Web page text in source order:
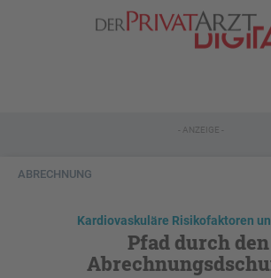
- ANZEIGE -
ABRECHNUNG
Kardiovaskuläre Risikofaktoren
Pfad durch den